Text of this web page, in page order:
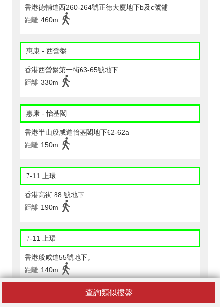
查詢類似樓盤
香港德輔道西260-264號正德大廈地下b及c號舖
距離 460m
惠康 - 西營盤
香港西營盤第一街63-65號地下
距離 330m
惠康 - 怡基閣
香港半山般咸道怡基閣地下62-62a
距離 150m
7-11 上環
香港高街 88 號地下
距離 190m
7-11 上環
香港般咸道55號地下。
距離 140m